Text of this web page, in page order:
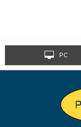
PC